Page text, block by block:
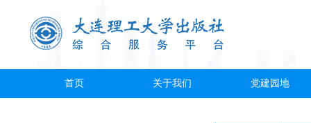
首页 关于我们 党建园地